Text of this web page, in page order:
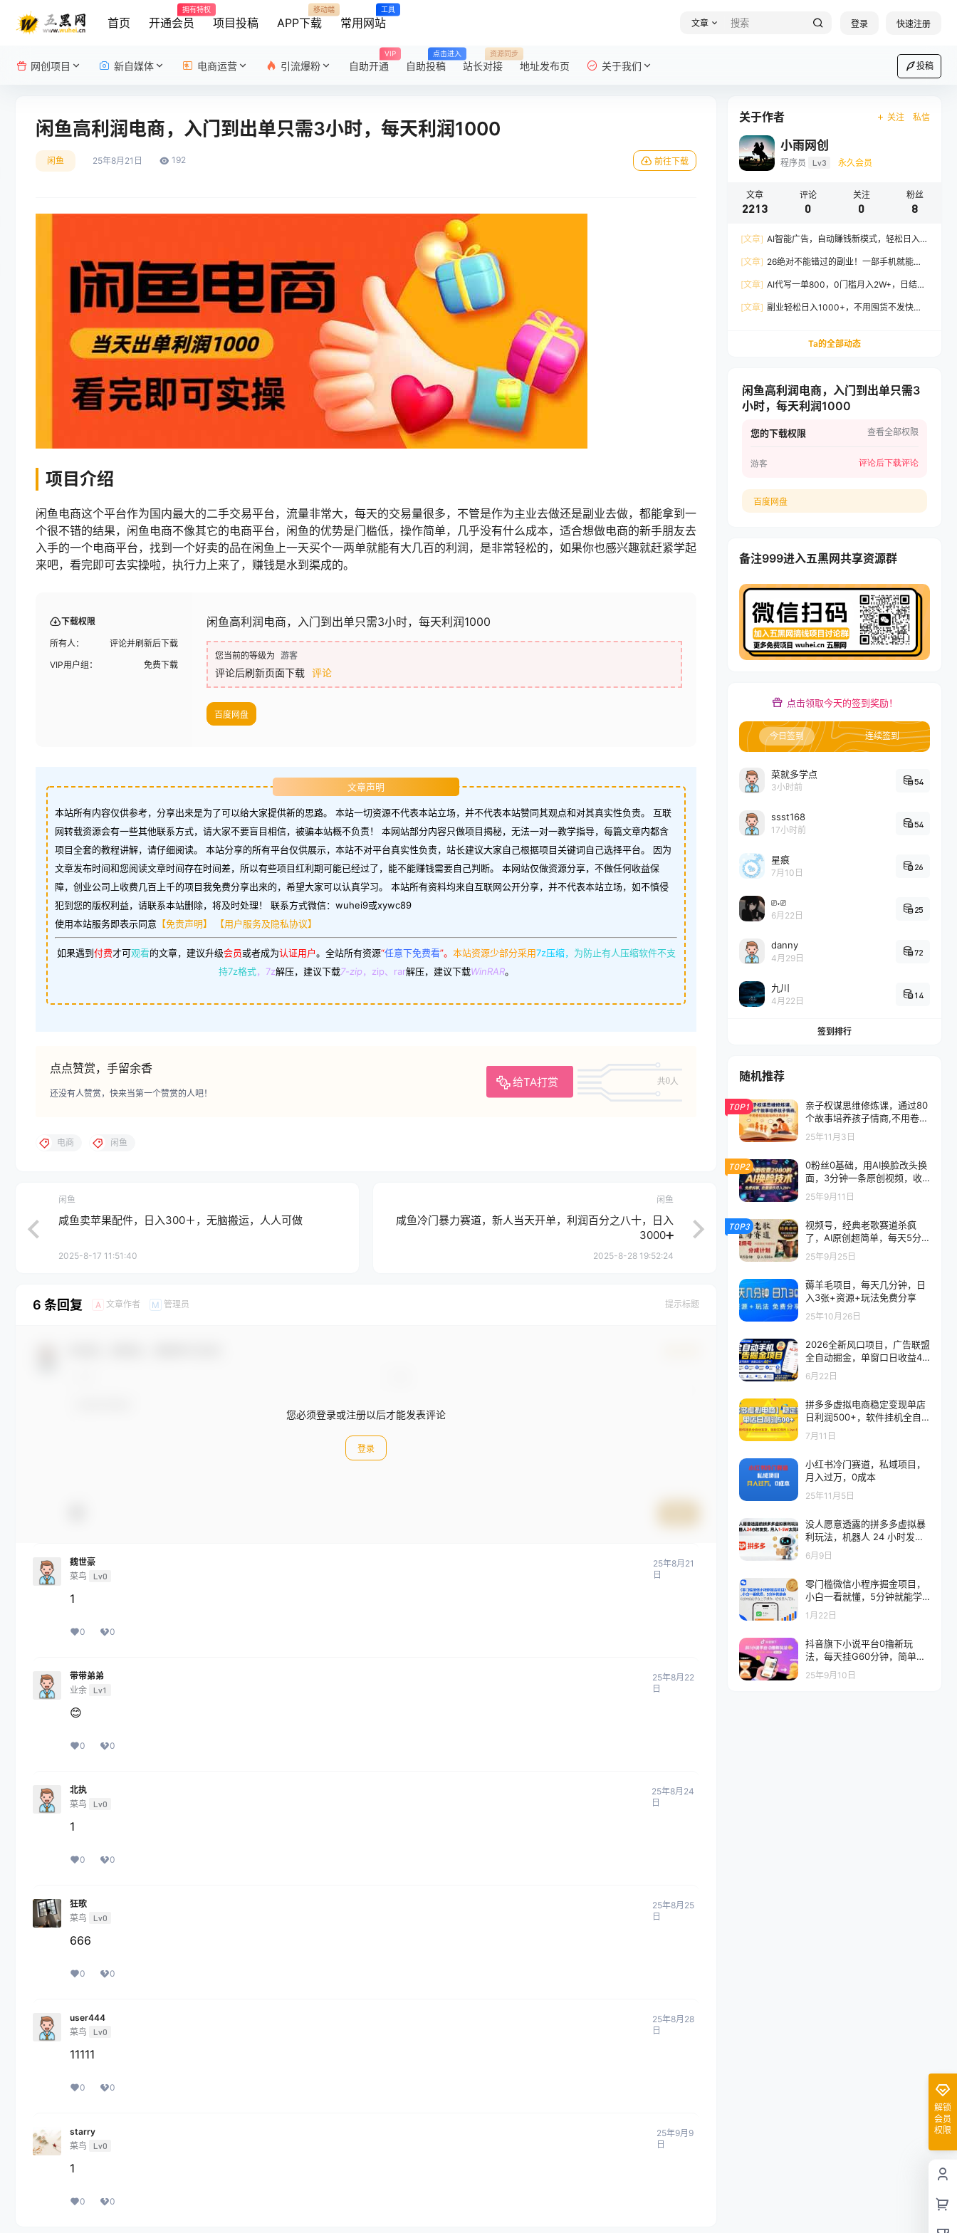
首页 开通会员
拥有特权
项目投稿 APP下载
移动端
常用网站
工具
文章 登录 快速注册
网创项目 新自媒体 电商运营 引流爆粉 自助开通
VIP
自助投稿
点击进入
站长对接
资源同步
地址发布页 关于我们 投稿
闲鱼高利润电商，入门到出单只需3小时，每天利润1000
闲鱼 25年8月21日 192 前往下载
项目介绍
闲鱼电商这个平台作为国内最大的二手交易平台，流量非常大，每天的交易量很多，不管是作为主业去做还是副业去做，都能拿到一
个很不错的结果，闲鱼电商不像其它的电商平台，闲鱼的优势是门槛低，操作简单，几乎没有什么成本，适合想做电商的新手朋友去
入手的一个电商平台，找到一个好卖的品在闲鱼上一天买个一两单就能有大几百的利润，是非常轻松的，如果你也感兴趣就赶紧学起
来吧，看完即可去实操啦，执行力上来了，赚钱是水到渠成的。
下载权限
所有人：
评论并刷新后下载
VIP用户组：
免费下载
闲鱼高利润电商，入门到出单只需3小时，每天利润1000
您当前的等级为 游客
评论后刷新页面下载 评论
百度网盘
文章声明
本站所有内容仅供参考，分享出来是为了可以给大家提供新的思路。 本站一切资源不代表本站立场，并不代表本站赞同其观点和对其真实性负责。 互联
网转载资源会有一些其他联系方式，请大家不要盲目相信，被骗本站概不负责！ 本网站部分内容只做项目揭秘，无法一对一教学指导，每篇文章内都含
项目全套的教程讲解，请仔细阅读。 本站分享的所有平台仅供展示，本站不对平台真实性负责，站长建议大家自己根据项目关键词自己选择平台。 因为
文章发布时间和您阅读文章时间存在时间差，所以有些项目红利期可能已经过了，能不能赚钱需要自己判断。 本网站仅做资源分享，不做任何收益保
障，创业公司上收费几百上千的项目我免费分享出来的，希望大家可以认真学习。 本站所有资料均来自互联网公开分享，并不代表本站立场，如不慎侵
犯到您的版权利益，请联系本站删除，将及时处理！ 联系方式微信：wuhei9或xywc89
使用本站服务即表示同意 【免责声明】 【用户服务及隐私协议】
如果遇到付费才可观看的文章，建议升级会员或者成为认证用户。 全站所有资源“任意下免费看”。 本站资源少部分采用7z压缩， 为防止有人压缩软件不支
持7z格式，7z解压，建议下载7-zip，zip、rar解压，建议下载WinRAR。
点点赞赏，手留余香
给TA打赏 共0人
还没有人赞赏，快来当第一个赞赏的人吧！
电商 闲鱼
闲鱼
咸鱼卖苹果配件，日入300＋，无脑搬运，人人可做
2025-8-17 11:51:40
闲鱼
咸鱼冷门暴力赛道，新人当天开单，利润百分之八十，日入
3000➕
2025-8-28 19:52:24
6 条回复 A 文章作者 M 管理员 提示标题
您必须登录或注册以后才能发表评论
登录
魏世豪
菜鸟
Lv0
25年8月21
日
1
0 0
带带弟弟
业余 Lv1
25年8月22
日
😊
0 0
北执
菜鸟
Lv0
25年8月24
日
1
0 0
狂歌
菜鸟
Lv0
25年8月25
日
666
0 0
user444
菜鸟
Lv0
25年8月28
日
11111
0 0
starry
菜鸟
Lv0
25年9月9
日
1
0 0
关于作者 关注 私信
小雨网创
程序员 Lv3 永久会员
文章
2213
评论
0
关注
0
粉丝
8
[文章] AI智能广告，自动賺钱新模式，轻松日入
[文章] 26绝对不能错过的副业！一部手机就能操
[文章] AI代写一单800，0门槛月入2W+，日结不
[文章] 副业轻松日入1000+，不用囤货不发快
Ta的全部动态
闲鱼高利润电商，入门到出单只需3
小时，每天利润1000
您的下载权限 查看全部权限
游客 评论后下载评论
百度网盘
备注999进入五黑网共享资源群
点击领取今天的签到奖励！
今日签到 连续签到
菜就多学点
3小时前
54
ssst168
17小时前
54
星痕
7月10日
26
⎚˕⎚
6月22日
25
danny
4月29日
72
九川
4月22日
14
签到排行
随机推荐
TOP1
亲子权谋思维修炼课，通过80
个故事培养孩子情商,不用卷娃
就能培养优秀孩子
25年11月3日
TOP2
0粉丝0基础，用AI换脸改头换
面，3分钟一条原创视频，收
益稳稳
25年9月11日
TOP3
视频号，经典老歌赛道杀疯
了，AI原创超简单，每天5分
钟，日赚500+不是梦！
25年9月25日
薅羊毛项目，每天几分钟，日
入3张+资源+玩法免费分享
25年10月26日
2026全新风口项目，广告联盟
全自动掘金，单窗口日收益40
+，稳定可矩阵
6月22日
拼多多虚拟电商稳定变现单店
日利润500+，软件挂机全自
动发货，轻松实现月入1w+！
7月11日
小红书冷门赛道，私域项目，
月入过万，0成本
25年11月5日
没人愿意透露的拼多多虚拟暴
利玩法，机器人 24 小时发
货，月入 1-5W 太简单
6月9日
零门槛微信小程序掘金项目，
小白一看就懂，5分钟就能学
会上手操作，轻松日入几张
1月22日
抖音旗下小说平台0撸新玩
法，每天挂G60分钟，简单无
脑，日入2张【揭秘】
25年9月10日
解锁
会员
权限